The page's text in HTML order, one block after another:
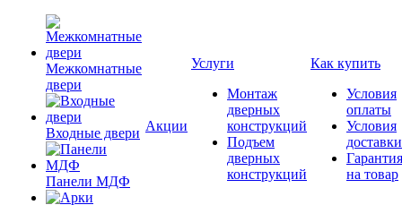
Межкомнатные
двери
Входные двери
Панели МДФ
Акции
Услуги
Монтаж
дверных
конструкций
Подъем
дверных
конструкций
Как купить
Условия
оплаты
Условия
доставки
Гарантия
на товар